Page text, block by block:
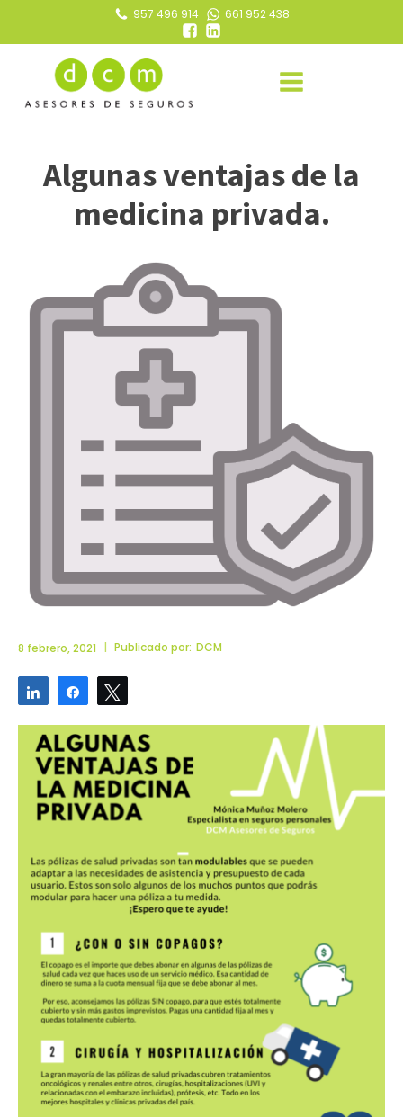
957 496 914 661 952 438
Algunas ventajas de la
medicina privada.
8 febrero, 2021 | Publicado por: DCM
CompartirCompartir